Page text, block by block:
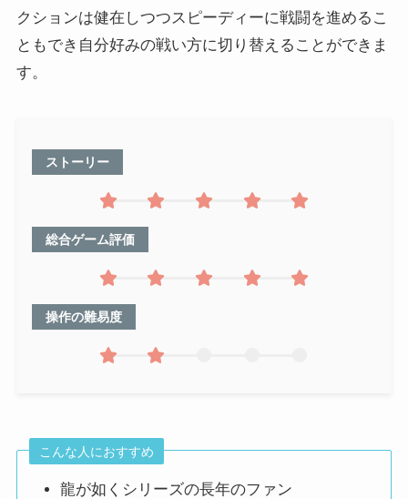
クションは健在しつつスピーディーに戦闘を進めるこ
ともでき自分好みの戦い方に切り替えることができま
す。
ストーリー
総合ゲーム評価
操作の難易度
こんな人におすすめ
龍が如くシリーズの長年のファン